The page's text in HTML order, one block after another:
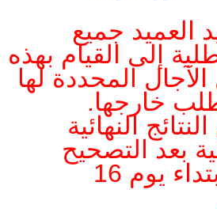
العميد جميع
إلى القيام بهذه
المحددة لها
خارجها.
النهائية
بعد التصحيح
والمداولات ابتداء يوم 16